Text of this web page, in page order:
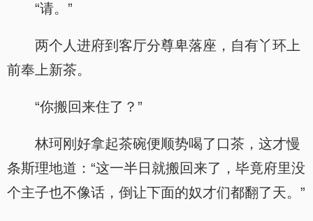
“请。”
两个人进府到客厅分尊卑落座，自有丫环上
前奉上新茶。
“你搬回来住了？”
林珂刚好拿起茶碗便顺势喝了口茶，这才慢
条斯理地道：“这一半日就搬回来了，毕竟府里没
个主子也不像话，倒让下面的奴才们都翻了天。”